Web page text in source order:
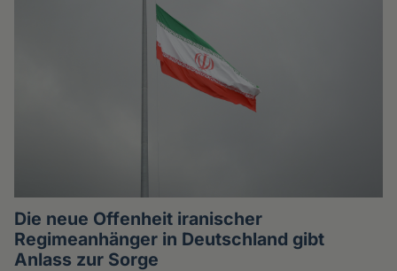
Die neue Offenheit iranischer
Regimeanhänger in Deutschland gibt
Anlass zur Sorge